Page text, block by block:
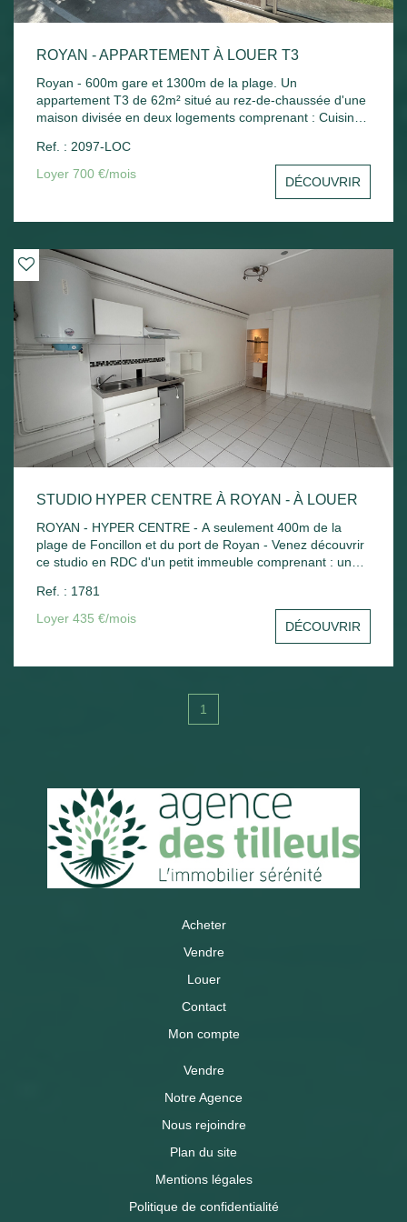
ROYAN - APPARTEMENT À LOUER T3
Royan - 600m gare et 1300m de la plage. Un
appartement T3 de 62m² situé au rez-de-chaussée d'une
maison divisée en deux logements comprenant : Cuisine
et wc. Chauffage électrique. Jardin commun.
Ref. : 2097-LOC
Loyer 700 €/mois
DÉCOUVRIR
STUDIO HYPER CENTRE À ROYAN - À LOUER
ROYAN - HYPER CENTRE - A seulement 400m de la
plage de Foncillon et du port de Royan - Venez découvrir
ce studio en RDC d'un petit immeuble comprenant : une
Chauffage électrique.
Ref. : 1781
Loyer 435 €/mois
DÉCOUVRIR
1
Acheter
Vendre
Louer
Contact
Mon compte
Vendre
Notre Agence
Nous rejoindre
Plan du site
Mentions légales
Politique de confidentialité